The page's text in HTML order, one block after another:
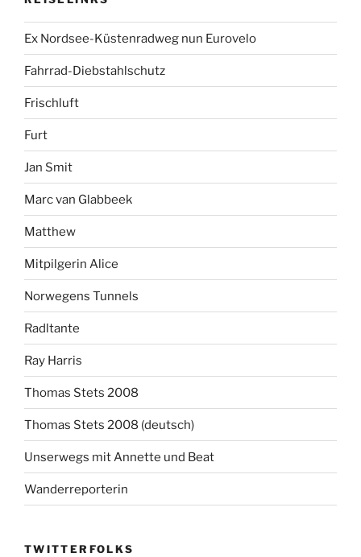
Ex Nordsee-Küstenradweg nun Eurovelo
Fahrrad-Diebstahlschutz
Frischluft
Furt
Jan Smit
Marc van Glabbeek
Matthew
Mitpilgerin Alice
Norwegens Tunnels
Radltante
Ray Harris
Thomas Stets 2008
Thomas Stets 2008 (deutsch)
Unserwegs mit Annette und Beat
Wanderreporterin
TWITTERFOLKS